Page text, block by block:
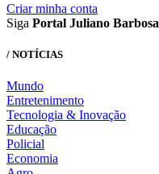
Criar minha conta
Siga Portal Juliano Barbosa
/ NOTÍCIAS
Mundo
Entretenimento
Tecnologia & Inovação
Educação
Policial
Economia